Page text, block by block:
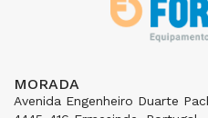
MORADA
Avenida Engenheiro Duarte